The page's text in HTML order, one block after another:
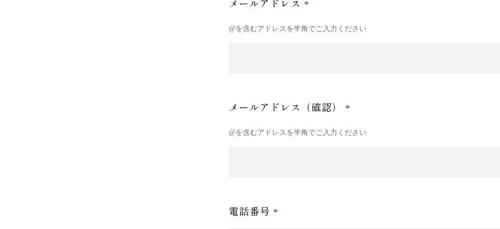
メールアドレス
@を含むアドレスを半角でご入力ください
メールアドレス（確認）
@を含むアドレスを半角でご入力ください
電話番号